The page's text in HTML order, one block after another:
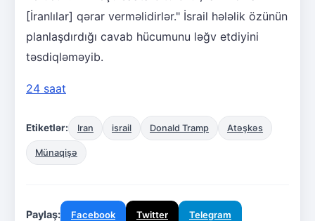
[İranlılar] qərar verməlidirlər." İsrail hələlik özünün
planlaşdırdığı cavab hücumunu ləğv etdiyini
təsdiqləməyib.
24 saat
Etiketlər: Iran israil Donald Tramp Atəşkəs
Münaqişə
Paylaş: Facebook Twitter Telegram